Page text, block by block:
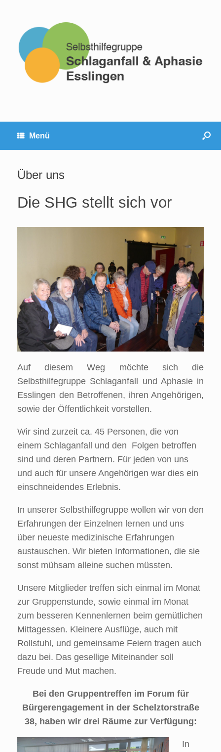
Menü
Über uns
Die SHG stellt sich vor
Auf diesem Weg möchte sich die
Selbsthilfegruppe Schlaganfall und Aphasie in
Esslingen den Betroffenen, ihren Angehörigen,
sowie der Öffentlichkeit vorstellen.
Wir sind zurzeit ca. 45 Personen, die von
einem Schlaganfall und den Folgen betroffen
sind und deren Partnern. Für jeden von uns
und auch für unsere Angehörigen war dies ein
einschneidendes Erlebnis.
In unserer Selbsthilfegruppe wollen wir von den
Erfahrungen der Einzelnen lernen und uns
über neueste medizinische Erfahrungen
austauschen. Wir bieten Informationen, die sie
sonst mühsam alleine suchen müssten.
Unsere Mitglieder treffen sich einmal im Monat
zur Gruppenstunde, sowie einmal im Monat
zum besseren Kennenlernen beim gemütlichen
Mittagessen. Kleinere Ausflüge, auch mit
Rollstuhl, und gemeinsame Feiern tragen auch
dazu bei. Das gesellige Miteinander soll
Freude und Mut machen.
Bei den Gruppentreffen im Forum für
Bürgerengagement in der Schelztorstraße
38, haben wir drei Räume zur Verfügung:
In